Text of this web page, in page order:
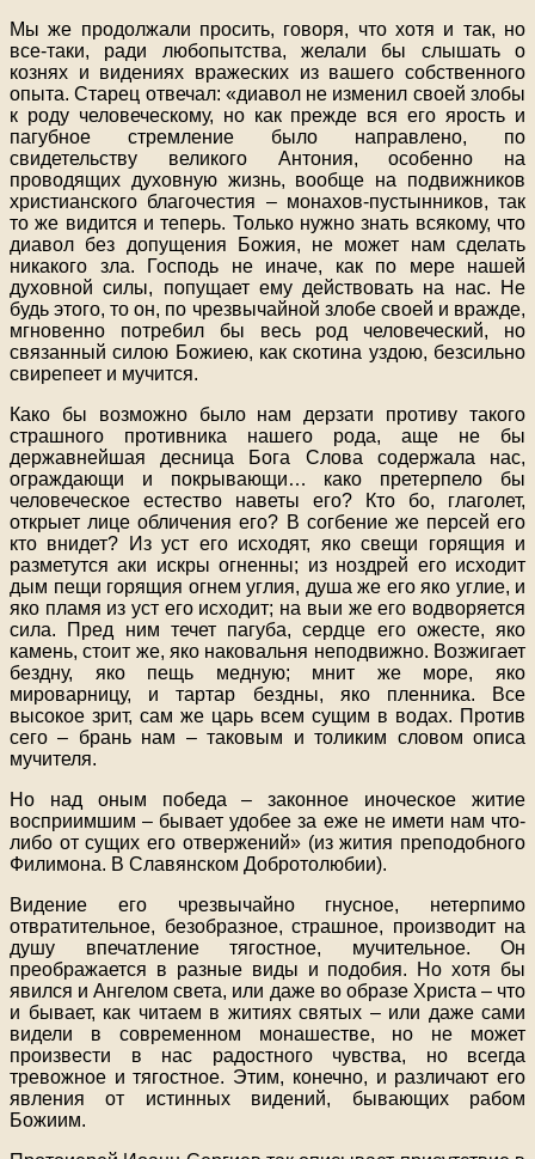
Мы же продолжали просить, говоря, что хотя и так, но
все-таки, ради любопытства, желали бы слышать о
кознях и видениях вражеских из вашего собственного
опыта. Старец отвечал: «диавол не изменил своей злобы
к роду человеческому, но как прежде вся его ярость и
пагубное стремление было направлено, по
свидетельству великого Антония, особенно на
проводящих духовную жизнь, вообще на подвижников
христианского благочестия – монахов-пустынников, так
то же видится и теперь. Только нужно знать всякому, что
диавол без допущения Божия, не может нам сделать
никакого зла. Господь не иначе, как по мере нашей
духовной силы, попущает ему действовать на нас. Не
будь этого, то он, по чрезвычайной злобе своей и вражде,
мгновенно потребил бы весь род человеческий, но
связанный силою Божиею, как скотина уздою, безсильно
свирепеет и мучится.
Како бы возможно было нам дерзати противу такого
страшного противника нашего рода, аще не бы
державнейшая десница Бога Слова содержала нас,
ограждающи и покрывающи… како претерпело бы
человеческое естество наветы его? Кто бо, глаголет,
открыет лице обличения его? В согбение же персей его
кто внидет? Из уст его исходят, яко свещи горящия и
разметутся аки искры огненны; из ноздрей его исходит
дым пещи горящия огнем углия, душа же его яко углие, и
яко пламя из уст его исходит; на выи же его водворяется
сила. Пред ним течет пагуба, сердце его ожесте, яко
камень, стоит же, яко наковальня неподвижно. Возжигает
бездну, яко пещь медную; мнит же море, яко
мироварницу, и тартар бездны, яко пленника. Все
высокое зрит, сам же царь всем сущим в водах. Против
сего – брань нам – таковым и толиким словом описа
мучителя.
Но над оным победа – законное иноческое житие
восприимшим – бывает удобее за еже не имети нам что-
либо от сущих его отвержений» (из жития преподобного
Филимона. В Славянском Добротолюбии).
Видение его чрезвычайно гнусное, нетерпимо
отвратительное, безобразное, страшное, производит на
душу впечатление тягостное, мучительное. Он
преображается в разные виды и подобия. Но хотя бы
явился и Ангелом света, или даже во образе Христа – что
и бывает, как читаем в житиях святых – или даже сами
видели в современном монашестве, но не может
произвести в нас радостного чувства, но всегда
тревожное и тягостное. Этим, конечно, и различают его
явления от истинных видений, бывающих рабом
Божиим.